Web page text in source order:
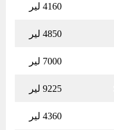
4160 لیر
4850 لیر
7000 لیر
9225 لیر
4360 لیر